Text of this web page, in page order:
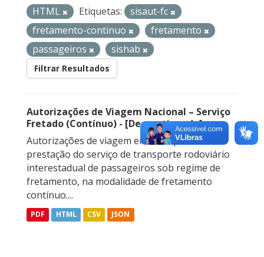
HTML
Etiquetas:
sisaut-fc
fretamento-continuo
fretamento
passageiros
sishab
Filtrar Resultados
Autorizações de Viagem Nacional – Serviço
Fretado (Contínuo) - [Descontinuado]
Autorizações de viagem emitidas para a
prestação do serviço de transporte rodoviário
interestadual de passageiros sob regime de
fretamento, na modalidade de fretamento
contínuo....
PDF HTML CSV JSON